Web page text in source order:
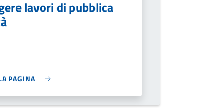
lavori di pubblica
PAGINA